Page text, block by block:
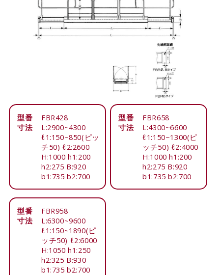
型番
FBR428
寸法
L:2900~4300
ℓ1:150~850(ピッ
チ50) ℓ2:2600
H:1000 h1:200
h2:275 B:920
b1:735 b2:700
型番
FBR658
寸法
L:4300~6600
ℓ1:150~1300(ピ
ッチ50) ℓ2:4000
H:1000 h1:200
h2:275 B:920
b1:735 b2:700
型番
FBR958
寸法
L:6300~9600
ℓ1:150~1890(ピ
ッチ50) ℓ2:6000
H:1050 h1:250
h2:325 B:930
b1:735 b2:700